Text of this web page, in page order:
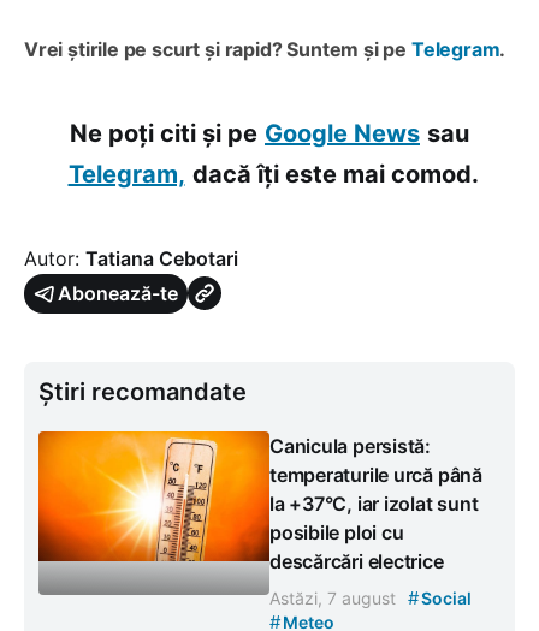
Vrei știrile pe scurt și rapid? Suntem și pe Telegram.
Ne poți citi și pe Google News sau
Telegram, dacă îți este mai comod.
Autor: Tatiana Cebotari
Abonează-te
Știri recomandate
Canicula persistă:
temperaturile urcă până
la +37°C, iar izolat sunt
posibile ploi cu
descărcări electrice
Astăzi, 7 august #Social
#Meteo